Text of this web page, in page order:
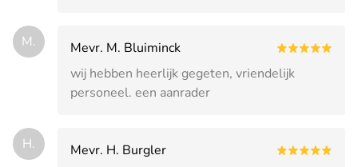
M.
Mevr. M. Bluiminck
wij hebben heerlijk gegeten, vriendelijk
personeel. een aanrader
H. Mevr. H. Burgler